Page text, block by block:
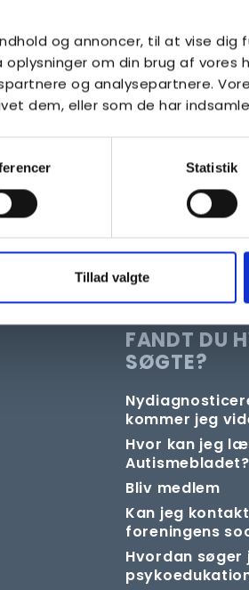
og annoncer, til at vise dig
om din brug af vores
og analysepartnere.
dem, eller som de har
Statistik
Tillad valgte
FANDT DU
SØGTE?
kommer jeg
Hvor kan jeg
Autismebladet?
Bliv medlem
Kan jeg
foreningens
Hvordan søger